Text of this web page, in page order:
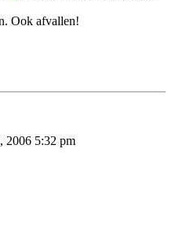
Ook afvallen!
2006 5:32 pm